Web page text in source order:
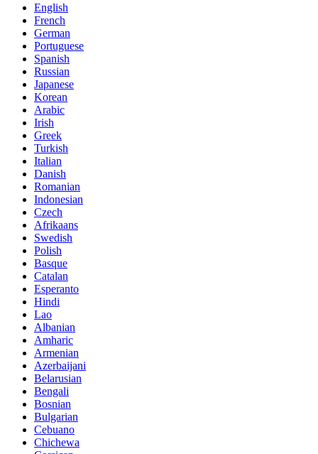
English
French
German
Portuguese
Spanish
Russian
Japanese
Korean
Arabic
Irish
Greek
Turkish
Italian
Danish
Romanian
Indonesian
Czech
Afrikaans
Swedish
Polish
Basque
Catalan
Esperanto
Hindi
Lao
Albanian
Amharic
Armenian
Azerbaijani
Belarusian
Bengali
Bosnian
Bulgarian
Cebuano
Chichewa